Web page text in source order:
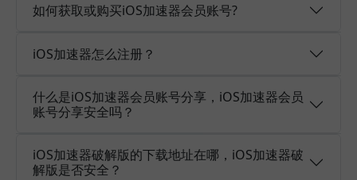
如何获取或购买iOS加速器会员账号?
iOS加速器怎么注册？
什么是iOS加速器会员账号分享，iOS加速器会员
账号分享安全吗？
iOS加速器破解版的下载地址在哪，iOS加速器破
解版是否安全？